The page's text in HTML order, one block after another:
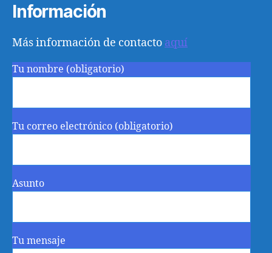
Información
Más información de contacto aquí
Tu nombre (obligatorio)
Tu correo electrónico (obligatorio)
Asunto
Tu mensaje